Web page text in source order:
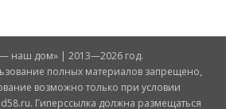
наш дом» | 2013—2026 год.
полных материалов запрещено,
возможно только при условии
Гиперссылка должна размещаться